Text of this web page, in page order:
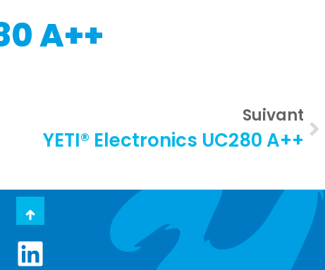
A++
Suivant
YETI® Electronics UC280 A++